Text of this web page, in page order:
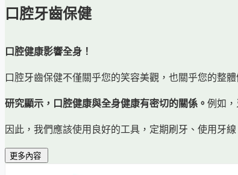
口腔牙齒保健
口腔健康影響全身！
口腔牙齒保健不僅關乎您的笑容美觀，也關乎您的整體
研究顯示，口腔健康與全身健康有密切的關係。 例如，
因此，我們應該使用良好的工具，定期刷牙、使用牙
更多內容